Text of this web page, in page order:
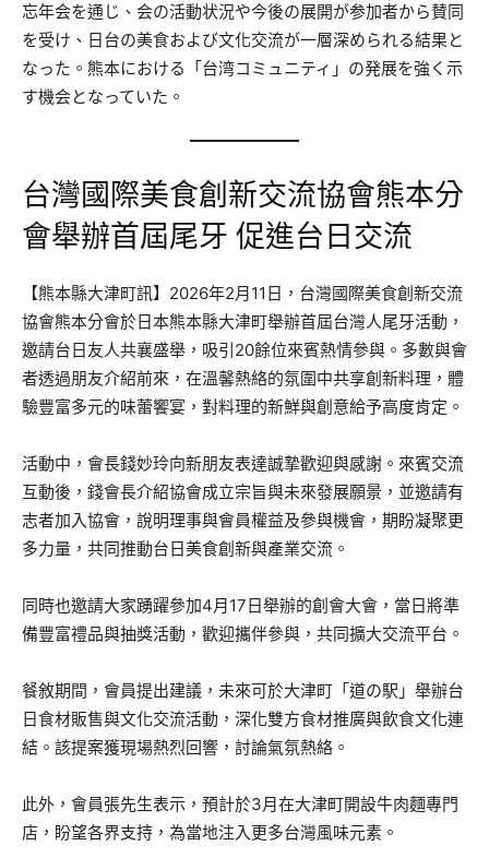
忘年会を通じ、会の活動状況や今後の展開が参加者から賛同
を受け、日台の美食および文化交流が一層深められる結果と
なった。熊本における「台湾コミュニティ」の発展を強く示
す機会となっていた。
台灣國際美食創新交流協會熊本分
會舉辦首屆尾牙 促進台日交流
【熊本縣大津町訊】2026年2月11日，台灣國際美食創新交流
協會熊本分會於日本熊本縣大津町舉辦首屆台灣人尾牙活動，
邀請台日友人共襄盛舉，吸引20餘位來賓熱情參與。多數與會
者透過朋友介紹前來，在溫馨熱絡的氛圍中共享創新料理，體
驗豐富多元的味蕾饗宴，對料理的新鮮與創意給予高度肯定。
活動中，會長錢妙玲向新朋友表達誠摯歡迎與感謝。來賓交流
互動後，錢會長介紹協會成立宗旨與未來發展願景，並邀請有
志者加入協會，說明理事與會員權益及參與機會，期盼凝聚更
多力量，共同推動台日美食創新與產業交流。
同時也邀請大家踴躍參加4月17日舉辦的創會大會，當日將準
備豐富禮品與抽獎活動，歡迎攜伴參與，共同擴大交流平台。
餐敘期間，會員提出建議，未來可於大津町「道の駅」舉辦台
日食材販售與文化交流活動，深化雙方食材推廣與飲食文化連
結。該提案獲現場熱烈回響，討論氣氛熱絡。
此外，會員張先生表示，預計於3月在大津町開設牛肉麵專門
店，盼望各界支持，為當地注入更多台灣風味元素。